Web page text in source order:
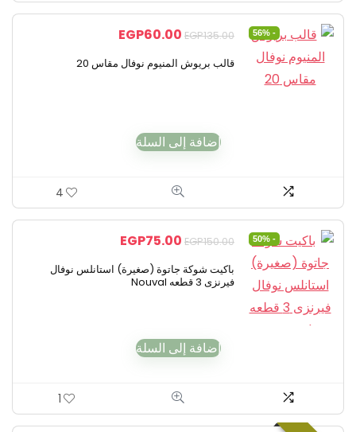
- 56%
EGP135.00
EGP60.00
قالب بريوش المنيوم نوفال مقاس 20
إضافة إلى السلة
4
- 50%
EGP150.00
EGP75.00
باكيت شوكة جاتوة (صغيرة) استانلس نوفال
فيرنزى 3 قطعه Nouval
إضافة إلى السلة
1